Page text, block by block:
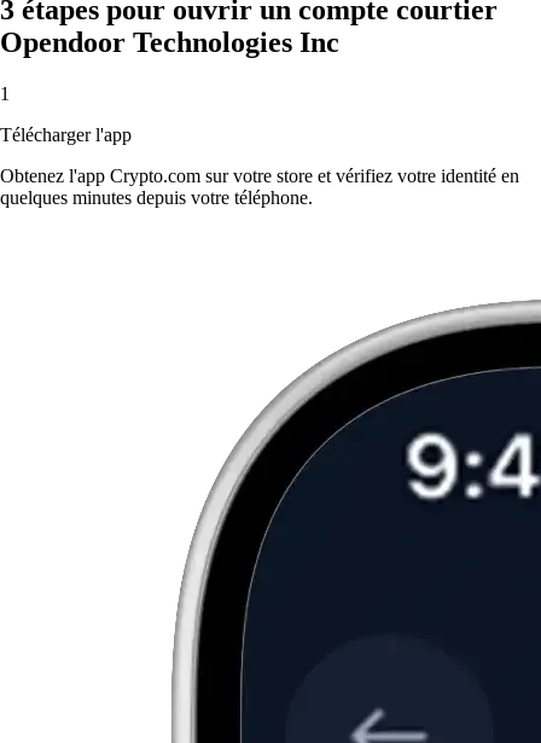
3 étapes pour ouvrir un compte courtier
Opendoor Technologies Inc
1
Télécharger l'app
Obtenez l'app Crypto.com sur votre store et vérifiez votre identité en
quelques minutes depuis votre téléphone.